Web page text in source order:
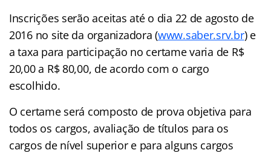
Inscrições serão aceitas até o dia 22 de agosto de
2016 no site da organizadora (www.saber.srv.br) e
a taxa para participação no certame varia de R$
20,00 a R$ 80,00, de acordo com o cargo
escolhido.
O certame será composto de prova objetiva para
todos os cargos, avaliação de títulos para os
cargos de nível superior e para alguns cargos